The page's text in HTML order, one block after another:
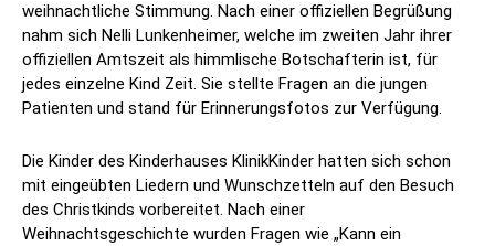
weihnachtliche Stimmung. Nach einer offiziellen Begrüßung
nahm sich Nelli Lunkenheimer, welche im zweiten Jahr ihrer
offiziellen Amtszeit als himmlische Botschafterin ist, für
jedes einzelne Kind Zeit. Sie stellte Fragen an die jungen
Patienten und stand für Erinnerungsfotos zur Verfügung.
Die Kinder des Kinderhauses KlinikKinder hatten sich schon
mit eingeübten Liedern und Wunschzetteln auf den Besuch
des Christkinds vorbereitet. Nach einer
Weihnachtsgeschichte wurden Fragen wie „Kann ein